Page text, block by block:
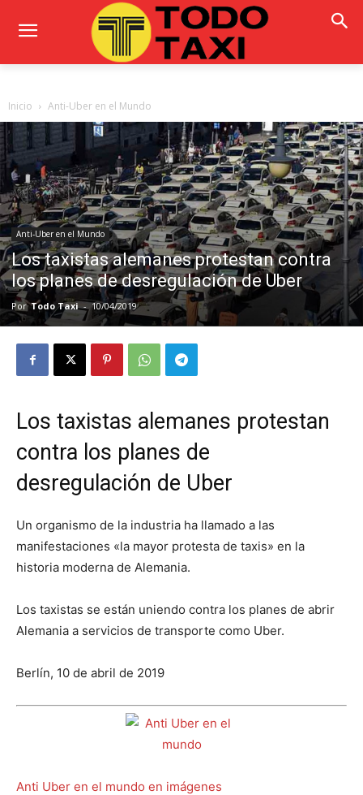
Inicio Anti-Uber en el Mundo
Anti-Uber en el Mundo
Los taxistas alemanes protestan contra
los planes de desregulación de Uber
Por Todo Taxi - 10/04/2019
Los taxistas alemanes protestan
contra los planes de
desregulación de Uber
Un organismo de la industria ha llamado a las
manifestaciones «la mayor protesta de taxis» en la
historia moderna de Alemania.
Los taxistas se están uniendo contra los planes de abrir
Alemania a servicios de transporte como Uber.
Berlín, 10 de abril de 2019
Anti Uber en el mundo en imágenes